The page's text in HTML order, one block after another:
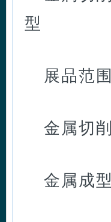
型
展品范围
金属切
金属成